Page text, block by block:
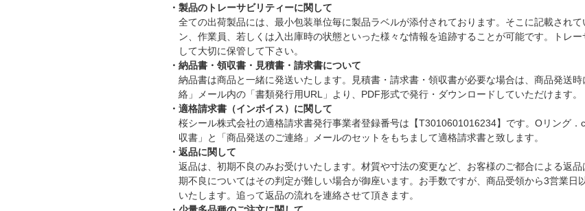
・製品のトレーサビリティーに関して
全ての出荷製品には、最小包装単位毎に製品ラベルが添付されております。そこに記載され
ン、作業員、若しくは入出庫時の状態といった様々な情報を追跡することが可能です。トレ
して大切に保管して下さい。
・納品書・領収書・見積書・請求書について
納品書は商品と一緒に発送いたします。見積書・請求書・領収書が必要な場合は、商品発送
絡」メール内の「書類発行用URL」より、PDF形式で発行・ダウンロードしていただけます。
・適格請求書（インボイス）に関して
桜シール株式会社の適格請求書発行事業者登録番号は【T3010601016234】です。Oリング
収書」と「商品発送のご連絡」メールのセットをもちまして適格請求書と致します。
・返品に関して
返品は、初期不良のみお受けいたします。材質や寸法の変更など、お客様のご都合による返
期不良についてはその判定が難しい場合が御座います。お手数ですが、商品受領から3営業日
いたします。追って返品の流れを連絡させて頂きます。